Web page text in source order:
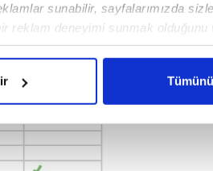
sunabilir, sayfalarımızda
reklam deneyimi sunmak
bu noktada, reklamların
kullanıcılara hedefli reklamlar
ve üçüncü kişilere ait çerezler
çerezler bilgi toplumu